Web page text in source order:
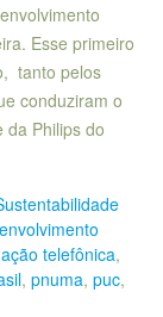
Esse primeiro
tanto pelos
conduziram o
da Philips do
telefônica,
, pnuma, puc,